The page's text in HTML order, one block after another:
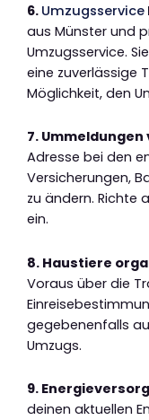
6. Umzugsservice
aus Münster und
Umzugsservice.
eine zuverlässige
Möglichkeit, den
7.
Adresse bei den
Versicherungen,
zu ändern. Richte
ein.
8. Haustiere
Voraus über die
gegebenenfalls
Umzugs.
9.
deinen aktuellen